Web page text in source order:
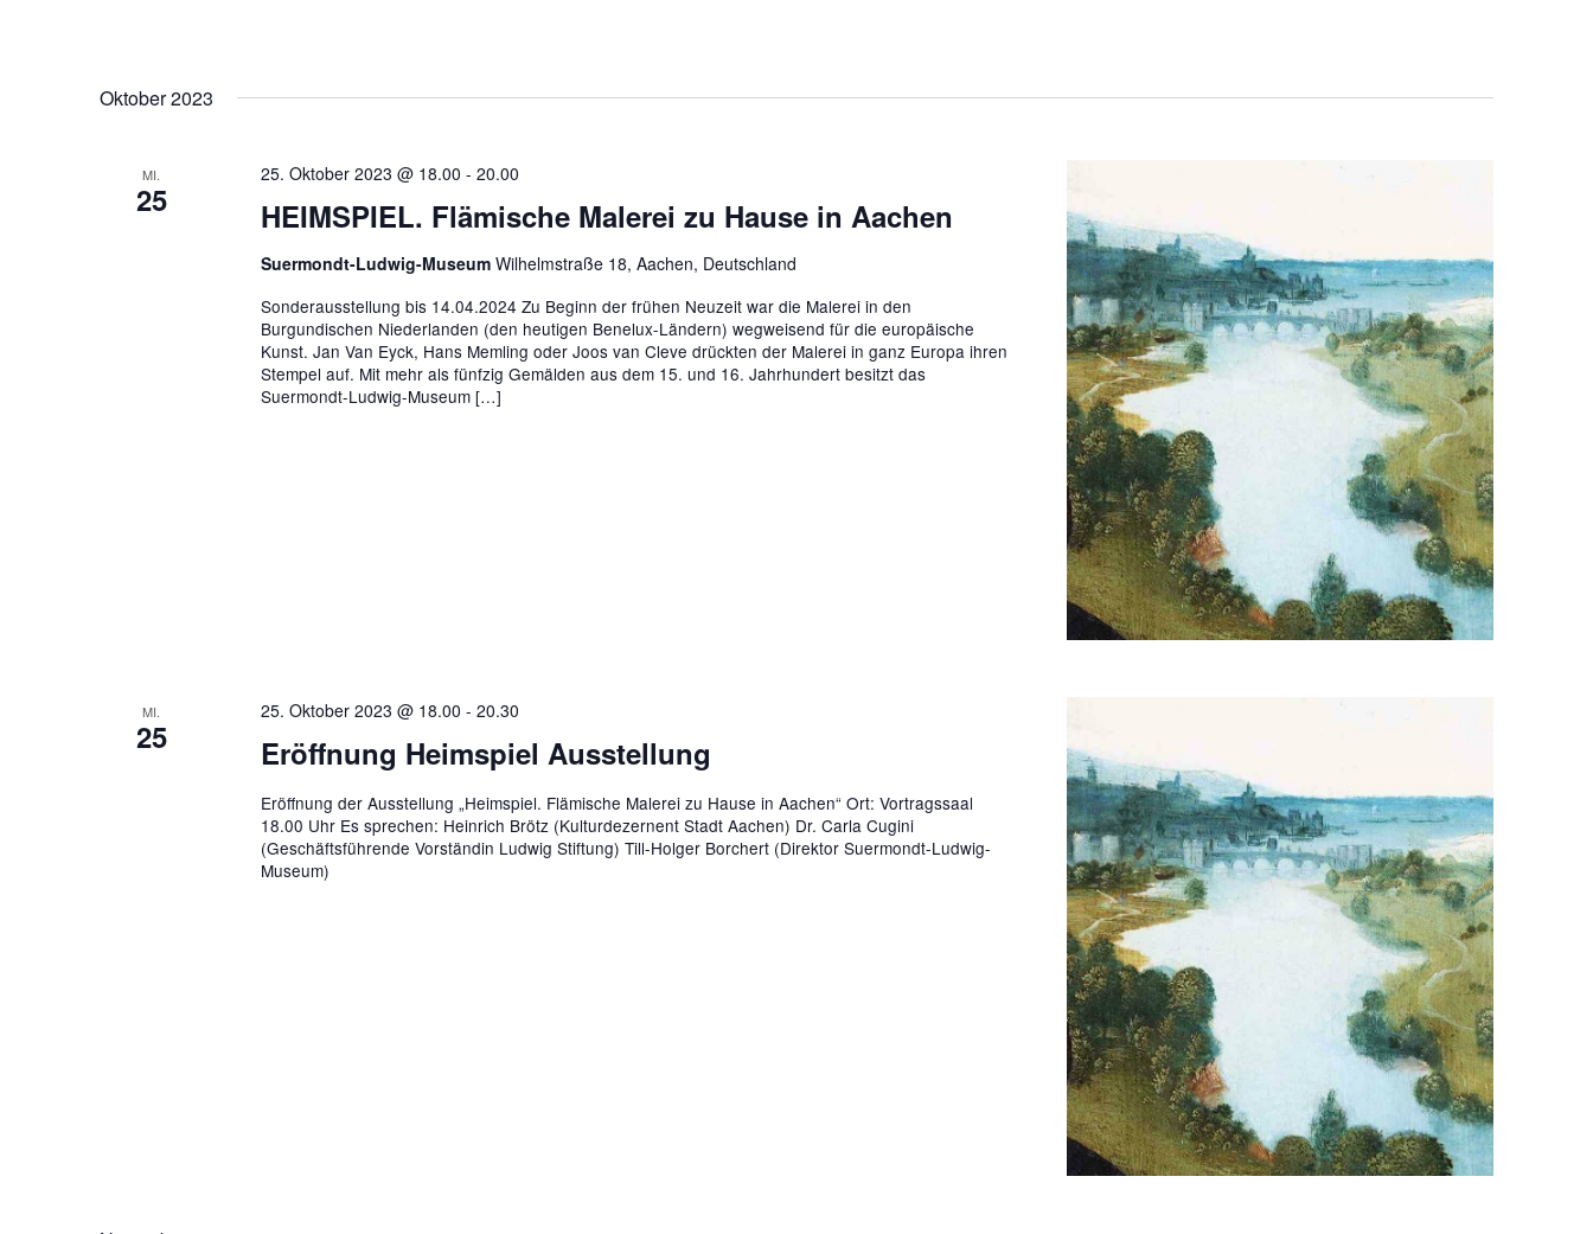
Oktober 2023
MI.
25 HEIMSPIEL. Flämische Malerei zu Hause in Aachen
25. Oktober 2023 @ 18.00 - 20.00
Suermondt-Ludwig-Museum Wilhelmstraße 18, Aachen, Deutschland
Sonderausstellung bis 14.04.2024 Zu Beginn der frühen Neuzeit war die Malerei in den
Burgundischen Niederlanden (den heutigen Benelux-Ländern) wegweisend für die europäische
Kunst. Jan Van Eyck, Hans Memling oder Joos van Cleve drückten der Malerei in ganz Europa ihren
Stempel auf. Mit mehr als fünfzig Gemälden aus dem 15. und 16. Jahrhundert besitzt das
Suermondt-Ludwig-Museum […]
MI.
25 Eröffnung Heimspiel Ausstellung
25. Oktober 2023 @ 18.00 - 20.30
Eröffnung der Ausstellung „Heimspiel. Flämische Malerei zu Hause in Aachen“ Ort: Vortragssaal
18.00 Uhr Es sprechen: Heinrich Brötz (Kulturdezernent Stadt Aachen) Dr. Carla Cugini
(Geschäftsführende Vorständin Ludwig Stiftung) Till-Holger Borchert (Direktor Suermondt-Ludwig-
Museum)